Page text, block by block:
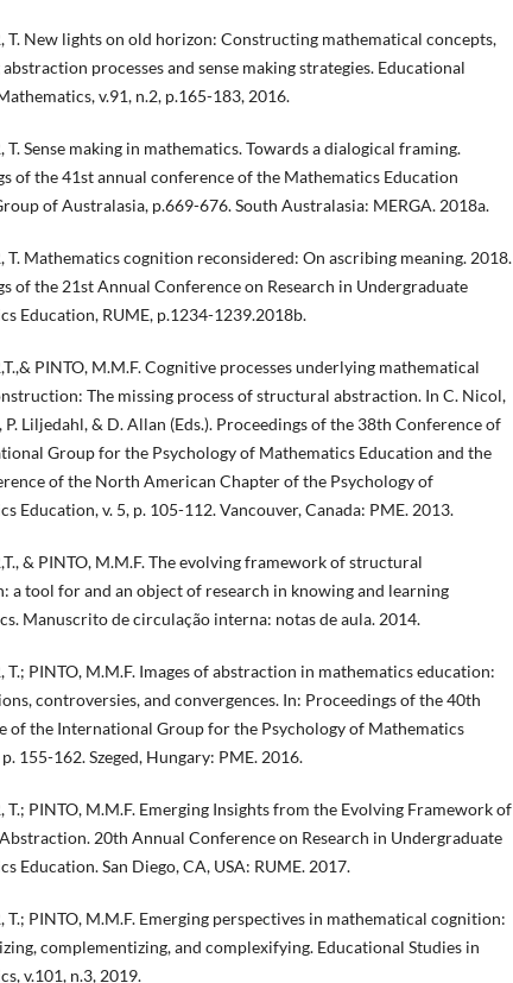
T. New lights on old horizon: Constructing mathematical concepts,
processes and sense making strategies. Educational
v.91, n.2, p.165-183, 2016.
T. Sense making in mathematics. Towards a dialogical framing.
of the 41st annual conference of the Mathematics Education
of Australasia, p.669-676. South Australasia: MERGA. 2018a.
T. Mathematics cognition reconsidered: On ascribing meaning. 2018.
of the 21st Annual Conference on Research in Undergraduate
Education, RUME, p.1234-1239.2018b.
PINTO, M.M.F. Cognitive processes underlying mathematical
The missing process of structural abstraction. In C. Nicol,
P. Liljedahl, & D. Allan (Eds.). Proceedings of the 38th Conference of
Group for the Psychology of Mathematics Education and the
of the North American Chapter of the Psychology of
Education, v. 5, p. 105-112. Vancouver, Canada: PME. 2013.
& PINTO, M.M.F. The evolving framework of structural
a tool for and an object of research in knowing and learning
Manuscrito de circulação interna: notas de aula. 2014.
T.; PINTO, M.M.F. Images of abstraction in mathematics education:
controversies, and convergences. In: Proceedings of the 40th
of the International Group for the Psychology of Mathematics
155-162. Szeged, Hungary: PME. 2016.
T.; PINTO, M.M.F. Emerging Insights from the Evolving Framework of
20th Annual Conference on Research in Undergraduate
Education. San Diego, CA, USA: RUME. 2017.
T.; PINTO, M.M.F. Emerging perspectives in mathematical cognition:
complementizing, and complexifying. Educational Studies in
v.101, n.3, 2019.